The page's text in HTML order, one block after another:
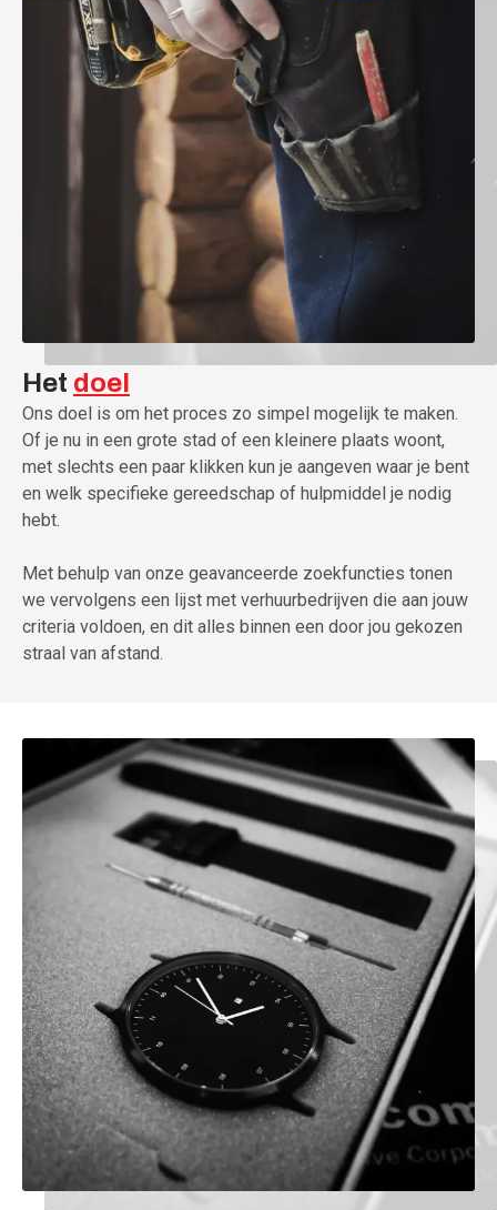
Het doel
Ons doel is om het proces zo simpel mogelijk te maken.
Of je nu in een grote stad of een kleinere plaats woont,
met slechts een paar klikken kun je aangeven waar je bent
en welk specifieke gereedschap of hulpmiddel je nodig
hebt.
Met behulp van onze geavanceerde zoekfuncties tonen
we vervolgens een lijst met verhuurbedrijven die aan jouw
criteria voldoen, en dit alles binnen een door jou gekozen
straal van afstand.